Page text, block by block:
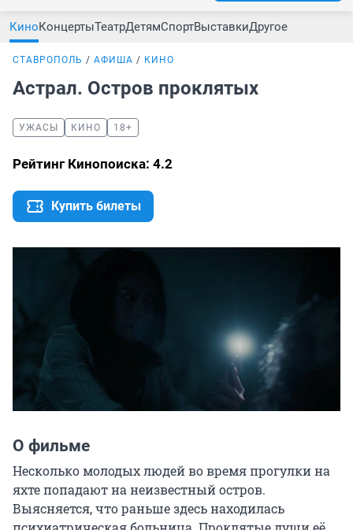
КиноКонцертыТеатрДетямСпортВыставкиДругое
СТАВРОПОЛЬ АФИША КИНО
Астрал. Остров проклятых
УЖАСЫ КИНО 18+
Рейтинг Кинопоиска: 4.2
Купить билеты
О фильме
Несколько молодых людей во время прогулки на
яхте попадают на неизвестный остров.
Выясняется, что раньше здесь находилась